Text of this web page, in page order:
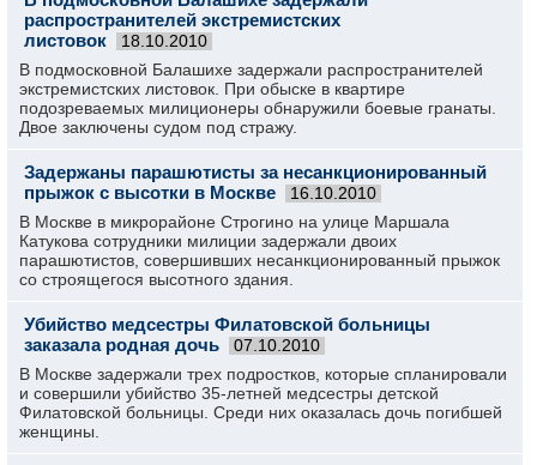
распространителей экстремистских
листовок
18.10.2010
В подмосковной Балашихе задержали распространителей
экстремистских листовок. При обыске в квартире
подозреваемых милиционеры обнаружили боевые гранаты.
Двое заключены судом под стражу.
Задержаны парашютисты за несанкционированный
прыжок с высотки в Москве
16.10.2010
В Москве в микрорайоне Строгино на улице Маршала
Катукова сотрудники милиции задержали двоих
парашютистов, совершивших несанкционированный прыжок
со строящегося высотного здания.
Убийство медсестры Филатовской больницы
заказала родная дочь
07.10.2010
В Москве задержали трех подростков, которые спланировали
и совершили убийство 35-летней медсестры детской
Филатовской больницы. Среди них оказалась дочь погибшей
женщины.